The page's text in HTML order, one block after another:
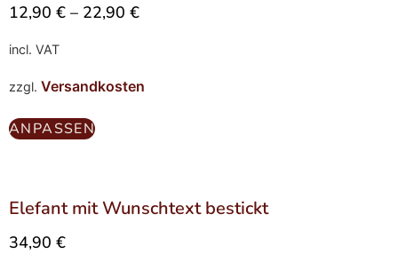
12,90 € – 22,90 €
incl. VAT
zzgl. Versandkosten
ANPASSEN
Elefant mit Wunschtext bestickt
34,90 €